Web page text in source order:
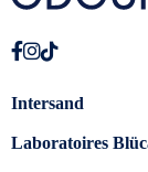
Intersand
Laboratoires